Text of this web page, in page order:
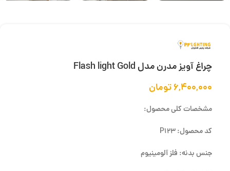
چراغ آویز مدرن مدل Flash light Gold
۶,۴۰۰,۰۰۰تومان
مشخصات کلی محصول:
کد محصول: P123
جنس بدنه: فلز آلومینیوم